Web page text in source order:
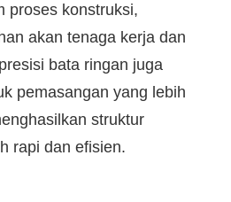
proses konstruksi,
akan tenaga kerja dan
bata ringan juga
pemasangan yang lebih
struktur
rapi dan efisien.